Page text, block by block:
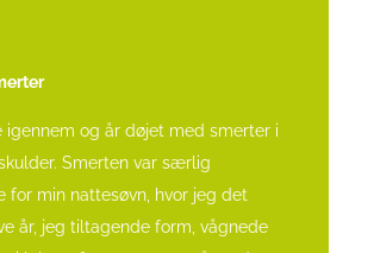
igennem og år døjet med smerter i
Smerten var særlig
for min nattesøvn, hvor jeg det
år, jeg tiltagende form, vågnede